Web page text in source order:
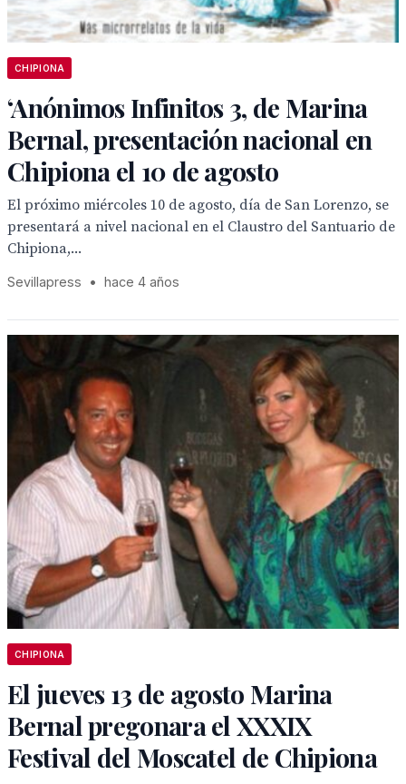
CHIPIONA
‘Anónimos Infinitos 3, de Marina
Bernal, presentación nacional en
Chipiona el 10 de agosto
El próximo miércoles 10 de agosto, día de San Lorenzo, se
presentará a nivel nacional en el Claustro del Santuario de
Chipiona,...
Sevillapress • hace 4 años
CHIPIONA
El jueves 13 de agosto Marina
Bernal pregonara el XXXIX
Festival del Moscatel de Chipiona